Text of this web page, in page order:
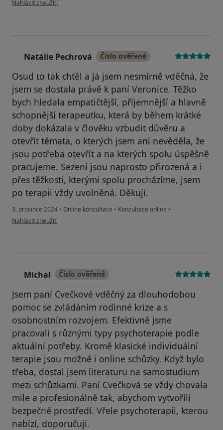
Nahlásit zneužití
Natálie Pechrová Číslo ověřené
Osud to tak chtěl a já jsem nesmírně vděčná, že
jsem se dostala právě k paní Veronice. Těžko
bych hledala empatičtější, příjemnější a hlavně
schopnější terapeutku, která by během krátké
doby dokázala v člověku vzbudit důvěru a
otevřít témata, o kterých jsem ani nevěděla, že
jsou potřeba otevřít a na kterých spolu úspěšně
pracujeme. Sezení jsou naprosto přirozená a i
přes těžkosti, kterými spolu procházíme, jsem
po terapii vždy uvolněná. Děkuji.
3. prosince 2024 • Online konzultace • Konzultace online •
podle názoru uživatele Natálie Pechrová
Nahlásit zneužití
Michal Číslo ověřené
Jsem paní Cvečkové vděčný za dlouhodobou
pomoc se zvládáním rodinné krize a s
osobnostním rozvojem. Efektivně jsme
pracovali s různými typy psychoterapie podle
aktuální potřeby. Kromě klasické individuální
terapie jsou možné i online schůzky. Když bylo
třeba, dostal jsem literaturu na samostudium
mezi schůzkami. Paní Cvečková se vždy chovala
mile a profesionálně tak, abychom vytvořili
bezpečné prostředí. Vřele psychoterapii, kterou
nabízí, doporučuji.